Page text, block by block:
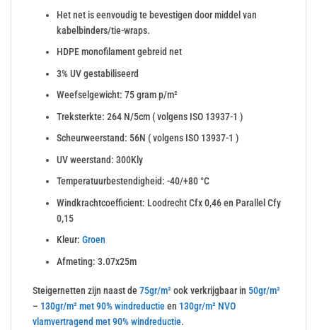
Het net is eenvoudig te bevestigen door middel van
kabelbinders/tie-wraps.
HDPE monofilament gebreid net
3% UV gestabiliseerd
Weefselgewicht: 75 gram p/m²
Treksterkte: 264 N/5cm ( volgens ISO 13937-1 )
Scheurweerstand: 56N ( volgens ISO 13937-1 )
UV weerstand: 300Kly
Temperatuurbestendigheid: -40/+80 °C
Windkrachtcoefficient: Loodrecht Cfx 0,46 en Parallel Cfy
0,15
Kleur: Groen
Afmeting: 3.07x25m
Steigernetten zijn naast de75gr/m²ook verkrijgbaar in 50gr/m²
– 130gr/m² met 90% windreductieen 130gr/m² NVO
vlamvertragend met 90% windreductie.